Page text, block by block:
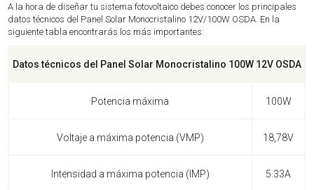
A la hora de diseñar tu sistema fotovoltaico debes conocer los principales
datos técnicos del Panel Solar Monocristalino 12V/100W OSDA. En la
siguiente tabla encontrarás los más importantes:
Datos técnicos del Panel Solar Monocristalino 100W 12V OSDA
Potencia máxima 100W
Voltaje a máxima potencia (VMP) 18,78V
Intensidad a máxima potencia (IMP) 5.33A